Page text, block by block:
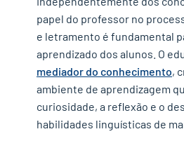
papel do professor no
e letramento é fundamental
aprendizado dos alunos. O
mediador do conhecimento,
ambiente de aprendizagem
curiosidade, a reflexão e o
habilidades linguísticas de